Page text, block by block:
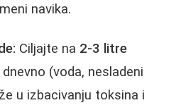
navika.
Ciljajte na 2-3 litre
(voda, nesladeni
u izbacivanju toksina i